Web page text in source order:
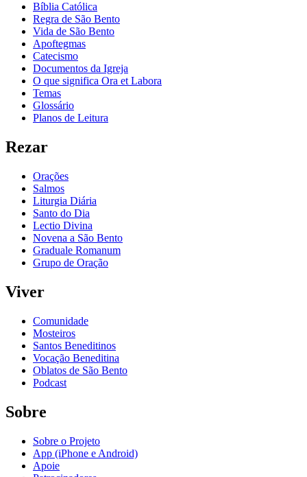
Bíblia Católica
Regra de São Bento
Vida de São Bento
Apoftegmas
Catecismo
Documentos da Igreja
O que significa Ora et Labora
Temas
Glossário
Planos de Leitura
Rezar
Orações
Salmos
Liturgia Diária
Santo do Dia
Lectio Divina
Novena a São Bento
Graduale Romanum
Grupo de Oração
Viver
Comunidade
Mosteiros
Santos Beneditinos
Vocação Beneditina
Oblatos de São Bento
Podcast
Sobre
Sobre o Projeto
App (iPhone e Android)
Apoie